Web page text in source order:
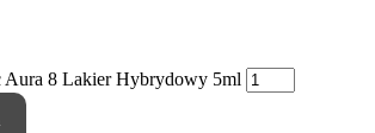
Aura 8 Lakier Hybrydowy 5ml